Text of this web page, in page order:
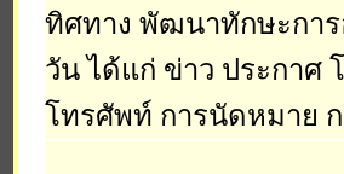
ทิศทาง พัฒนาทักษะกา
วัน ได้แก่ ข่าว ประกาศ
โทรศัพท์ การนัดหมาย